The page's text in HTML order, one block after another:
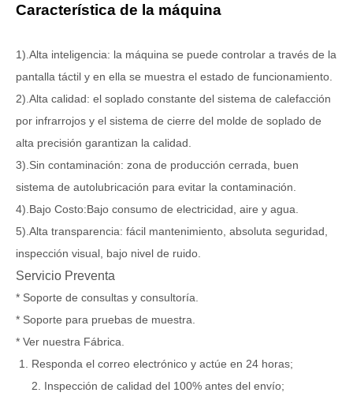
Característica de la máquina
1).Alta inteligencia: la máquina se puede controlar a través de la
pantalla táctil y en ella se muestra el estado de funcionamiento.
2).Alta calidad: el soplado constante del sistema de calefacción
por infrarrojos y el sistema de cierre del molde de soplado de
alta precisión garantizan la calidad.
3).Sin contaminación: zona de producción cerrada, buen
sistema de autolubricación para evitar la contaminación.
4).Bajo Costo:Bajo consumo de electricidad, aire y agua.
5).Alta transparencia: fácil mantenimiento, absoluta seguridad,
inspección visual, bajo nivel de ruido.
Servicio Preventa
* Soporte de consultas y consultoría.
* Soporte para pruebas de muestra.
* Ver nuestra Fábrica.
Responda el correo electrónico y actúe en 24 horas;
2. Inspección de calidad del 100% antes del envío;